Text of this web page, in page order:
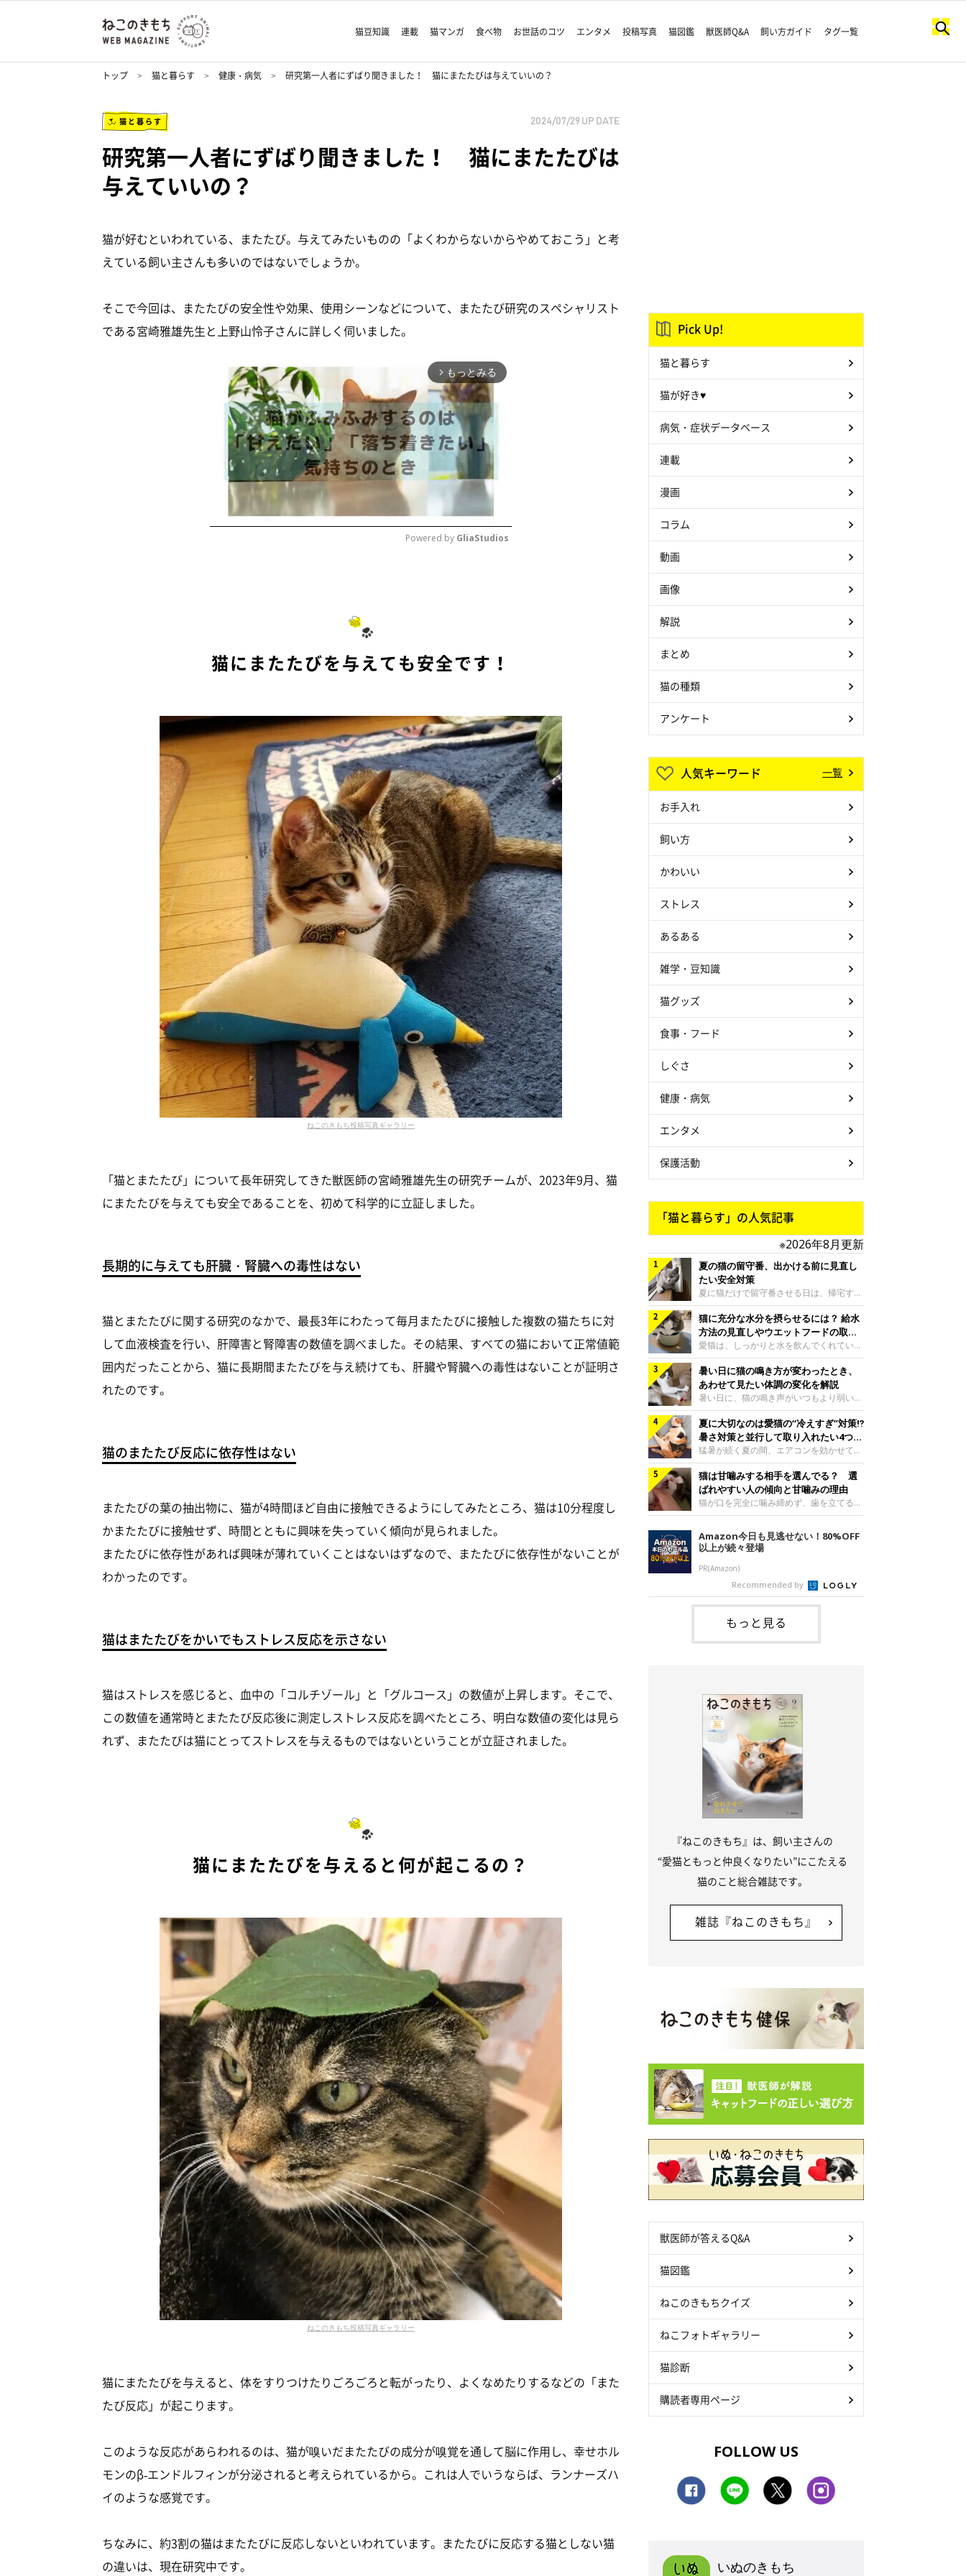
猫豆知識 連載 猫マンガ 食べ物 お世話のコツ エンタメ 投稿写真 猫図鑑 獣医師Q&A 飼い方ガイド タグ一覧
トップ 猫と暮らす 健康・病気 研究第一人者にずばり聞きました！ 猫にまたたびは与えていいの？
猫と暮らす 2024/07/29 UP DATE
研究第一人者にずばり聞きました！ 猫にまたたびは
与えていいの？
猫が好むといわれている、またたび。与えてみたいものの「よくわからないからやめておこう」と考
えている飼い主さんも多いのではないでしょうか。
そこで今回は、またたびの安全性や効果、使用シーンなどについて、またたび研究のスペシャリスト
である宮崎雅雄先生と上野山怜子さんに詳しく伺いました。
arrow_forward_ios もっとみる
Powered by GliaStudios
猫にまたたびを与えても安全です！
ねこのきもち投稿写真ギャラリー
「猫とまたたび」について長年研究してきた獣医師の宮崎雅雄先生の研究チームが、2023年9月、猫
にまたたびを与えても安全であることを、初めて科学的に立証しました。
長期的に与えても肝臓・腎臓への毒性はない
猫とまたたびに関する研究のなかで、最長3年にわたって毎月またたびに接触した複数の猫たちに対
して血液検査を行い、肝障害と腎障害の数値を調べました。その結果、すべての猫において正常値範
囲内だったことから、猫に長期間またたびを与え続けても、肝臓や腎臓への毒性はないことが証明さ
れたのです。
猫のまたたび反応に依存性はない
またたびの葉の抽出物に、猫が4時間ほど自由に接触できるようにしてみたところ、猫は10分程度し
かまたたびに接触せず、時間とともに興味を失っていく傾向が見られました。
またたびに依存性があれば興味が薄れていくことはないはずなので、またたびに依存性がないことが
わかったのです。
猫はまたたびをかいでもストレス反応を示さない
猫はストレスを感じると、血中の「コルチゾール」と「グルコース」の数値が上昇します。そこで、
この数値を通常時とまたたび反応後に測定しストレス反応を調べたところ、明白な数値の変化は見ら
れず、またたびは猫にとってストレスを与えるものではないということが立証されました。
猫にまたたびを与えると何が起こるの？
ねこのきもち投稿写真ギャラリー
猫にまたたびを与えると、体をすりつけたりごろごろと転がったり、よくなめたりするなどの「また
たび反応」が起こります。
このような反応があらわれるのは、猫が嗅いだまたたびの成分が嗅覚を通して脳に作用し、幸せホル
モンのβ-エンドルフィンが分泌されると考えられているから。これは人でいうならば、ランナーズハ
イのような感覚です。
ちなみに、約3割の猫はまたたびに反応しないといわれています。またたびに反応する猫としない猫
の違いは、現在研究中です。
Pick Up!
猫と暮らす
猫が好き♥
病気・症状データベース
連載
漫画
コラム
動画
画像
解説
まとめ
猫の種類
アンケート
人気キーワード 一覧
お手入れ
飼い方
かわいい
ストレス
あるある
雑学・豆知識
猫グッズ
食事・フード
しぐさ
健康・病気
エンタメ
保護活動
「猫と暮らす」の人気記事
※2026年8月更新
夏の猫の留守番、出かける前に見直し
たい安全対策
夏に猫だけで留守番させる日は、帰宅する
まで部屋が暑くなりすぎないか、水は足り
るかと気になる飼い主さんもいるでしょ
う。家の中なら安全と思っていても、日中
は室温が急に上がることがあります。留守
中の暑さから猫を守るために準備したいこ
とや、帰宅後に見たいサインなどについ
て、ねこのきもち獣医師相談室の岡本りさ
先生に伺いました。 留守中は室温が急に
上がることがあるねこのきもち投稿写真ギ
ャラリー夏の日中は、エアコンが切れると
室温が急に上昇する場合があります。猫は
自分で涼しい場所を探すのが得意ですが、
部屋全体が暑くなれ
猫に充分な水分を摂らせるには？ 給水
方法の見直しやウエットフードの取り
入れ方を解説
愛猫は、しっかりと水を飲んでくれていま
すか？ 夏場はエアコンで室内が涼しいこ
ともあり、猫があまり水を飲まないこと
も。積極的に水分を摂らせるためには、給
水方法を見直したり、フードから水分を摂
らせたりする方法があります。今回は獣医
師の重本仁先生に、猫に水分を摂らせるた
めにできるためできる工夫を教えていただ
きました。ボウルの高さを愛猫の好みにね
このきもち投稿写真ギャラリー水飲みボウ
ルの高さは、猫が飲むときに頭が胃より下
にならないように設定すると飲みやすいで
しょう。首を深く折り曲げずに済むため、
関節や食道への負
暑い日に猫の鳴き方が変わったとき、
あわせて見たい体調の変化を解説
暑い日に、猫の鳴き声がいつもより弱い、
かすれる、しつこく鳴くなど、ふだんと違
って聞こえることがあります。 そんなと
き、あわせてどのような様子を確認したら
よいのでしょうか。暑い日に猫の鳴き方が
変わるときの見方や注意したい体調の変化
などについて、ねこのきもち獣医師相談室
の山口みき先生に伺いました。 鳴き方の
変化だけで判断せず、全身の様子も確認し
てねこのきもち投稿写真ギャラリー猫の鳴
ように見えることがあります。 ただ、鳴
き声だけで原因を決めるのは難しく、体調
や環境の変化を
夏に大切なのは愛猫の“冷えすぎ”対策⁉
暑さ対策と並行して取り入れたい4つの
工夫
猛暑が続く夏の間、エアコンを効かせて室
内を冷やしますよね。しかし、人にとって
は快適な温度でも、猫にとっては温度が低
すぎることも。暑さ対策と並行して、冷え
すぎ対策もしっかりと行うことが大切で
す。今回は獣医師の重本仁先生に、猫の冷
えすぎを防ぐ4つの対策を教えていただき
ました。（1） 冷房の効いていない部屋に
行き来できるようにするねこのきもち投稿
写真ギャラリー猫が寒いと感じたときに、
冷気から逃れる「逃げ場」を用意しておき
ましょう。冷房の効いていない部屋や廊下
へも自由に行き来できるように、ドアは猫
が通れる程度に
猫は甘噛みする相手を選んでる？ 選
ばれやすい人の傾向と甘噛みの理由
猫が口を完全に噛み締めず、歯を立てる程
度に噛む“甘噛み”。遊びやスキンシップの
ときに繰り出すことがありますが、同じ家
族でも噛まれる頻度に違いがあると感じる
ことも。ねこのきもちWEB MAGAZINEで
は、飼い主さんたちにアンケートを実施
し、愛猫が甘噛みする相手を選んでいると
感じる状況を教えてもらいました。また、
ねこのきもち獣医師相談室の原駿太朗先生
には、実際に猫は甘噛みする相手を選んで
いるのか、その真相をお聞きします。約6
割の飼い主さんが「甘噛みする相手を選ん
Amazon今日も見逃せない！80%OFF
以上が続々登場
PR(Amazon)
Recommended by
もっと見る
『ねこのきもち』は、飼い主さんの
“愛猫ともっと仲良くなりたい”にこたえる
猫のこと総合雑誌です。
雑誌『ねこのきもち』
獣医師が答えるQ&A
猫図鑑
ねこのきもちクイズ
ねこフォトギャラリー
猫診断
購読者専用ページ
FOLLOW US
いぬのきもち